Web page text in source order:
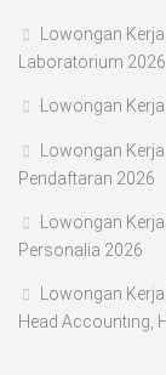
Lowongan
Laboratorium 2026
Lowongan
Lowongan
Pendaftaran 2026
Lowongan
Personalia 2026
Lowongan
Head Accounting,